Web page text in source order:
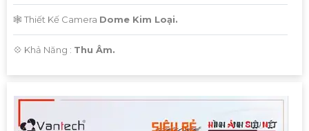
🕸️ Thiết Kế Camera Dome Kim Loại.
️💠 Khả Năng : Thu Âm.